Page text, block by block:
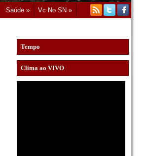
Saúde » Vc No SN »
Tempo
Clima ao VIVO